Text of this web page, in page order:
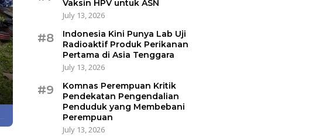
Vaksin HPV untuk ASN
July 13, 2026
#8
Indonesia Kini Punya Lab Uji
Radioaktif Produk Perikanan
Pertama di Asia Tenggara
July 13, 2026
#9
Komnas Perempuan Kritik
Pendekatan Pengendalian
Penduduk yang Membebani
Perempuan
July 13, 2026